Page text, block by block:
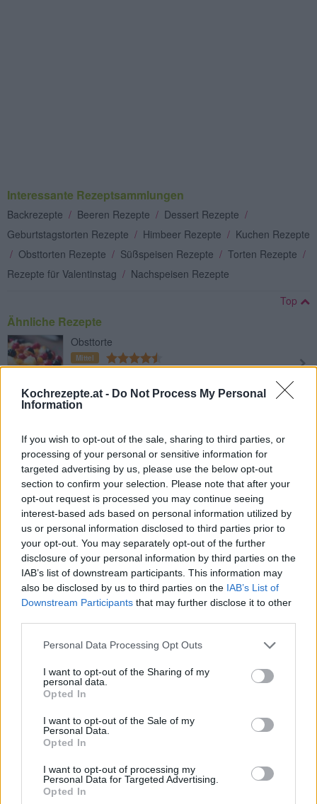
Kochrezepte.at - Do Not Process My Personal
Information
If you wish to opt-out of the sale, sharing to third parties, or
processing of your personal or sensitive information for
targeted advertising by us, please use the below opt-out
section to confirm your selection. Please note that after your
opt-out request is processed you may continue seeing
interest-based ads based on personal information utilized by
us or personal information disclosed to third parties prior to
your opt-out. You may separately opt-out of the further
disclosure of your personal information by third parties on the
IAB’s list of downstream participants. This information may
also be disclosed by us to third parties on the IAB’s List of
Downstream Participants that may further disclose it to other
Personal Data Processing Opt Outs
I want to opt-out of the Sharing of my
personal data.
Opted In
I want to opt-out of the Sale of my
Personal Data.
Opted In
I want to opt-out of processing my
Personal Data for Targeted Advertising.
Opted In
Interessante Rezeptsammlungen
Backrezepte / Beeren Rezepte / Dessert Rezepte /
Geburtstagstorten Rezepte / Himbeer Rezepte / Kuchen Rezepte
/ Obsttorten Rezepte / Süßspeisen Rezepte / Torten Rezepte /
Rezepte für Valentinstag / Nachspeisen Rezepte
Top
Ähnliche Rezepte
Obsttorte
Mittel
Himbeertorte für Ostern
Apfelweintorte mit Sahne
Leicht
Biskuit-Erdbeerkuchen
Leicht
Bananencremetorte
Mittel
Cassata
Leicht
Bunte Obsttorte